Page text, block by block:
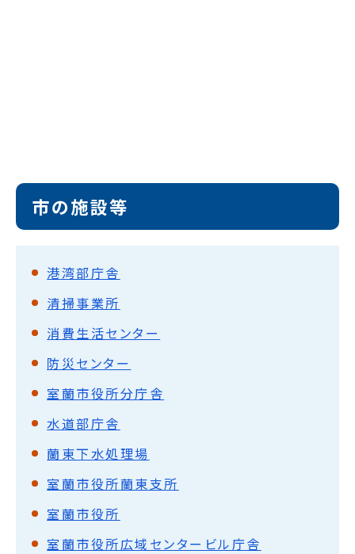
市の施設等
港湾部庁舎
清掃事業所
消費生活センター
防災センター
室蘭市役所分庁舎
水道部庁舎
蘭東下水処理場
室蘭市役所蘭東支所
室蘭市役所
室蘭市役所広域センタービル庁舎